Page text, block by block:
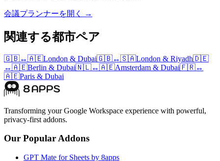
会議プランナーを開く →
関連する都市ペア
🇬🇧↔🇦🇪London & Dubai🇬🇧↔🇸🇦London & Riyadh🇩🇪
↔🇦🇪Berlin & Dubai🇳🇱↔🇦🇪Amsterdam & Dubai🇫🇷↔
🇦🇪Paris & Dubai
Transforming your Google Workspace experience with powerful,
privacy-first addons.
Our Popular Addons
GPT Mate for Sheets by 8apps